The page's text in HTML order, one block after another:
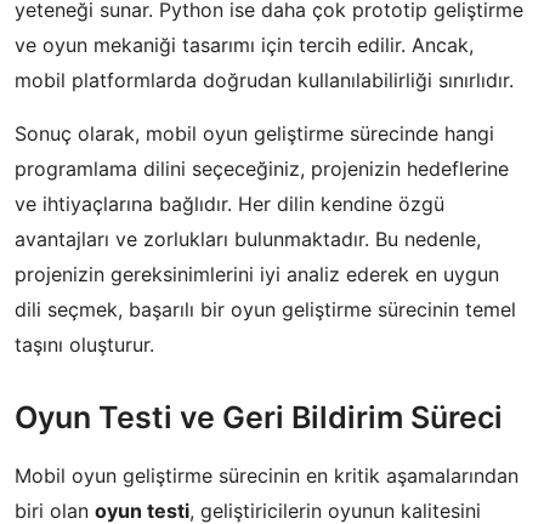
yeteneği sunar. Python ise daha çok prototip geliştirme
ve oyun mekaniği tasarımı için tercih edilir. Ancak,
mobil platformlarda doğrudan kullanılabilirliği sınırlıdır.
Sonuç olarak, mobil oyun geliştirme sürecinde hangi
programlama dilini seçeceğiniz, projenizin hedeflerine
ve ihtiyaçlarına bağlıdır. Her dilin kendine özgü
avantajları ve zorlukları bulunmaktadır. Bu nedenle,
projenizin gereksinimlerini iyi analiz ederek en uygun
dili seçmek, başarılı bir oyun geliştirme sürecinin temel
taşını oluşturur.
Oyun Testi ve Geri Bildirim Süreci
Mobil oyun geliştirme sürecinin en kritik aşamalarından
biri olan oyun testi, geliştiricilerin oyunun kalitesini